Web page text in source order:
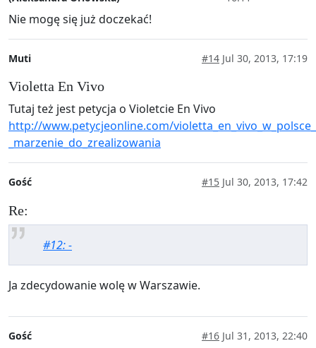
Nie mogę się już doczekać!
Muti #14 Jul 30, 2013, 17:19
Violetta En Vivo
Tutaj też jest petycja o Violetcie En Vivo
http://www.petycjeonline.com/
_marzenie_do_zrealizowania
Gość #15 Jul 30, 2013, 17:42
Re:
#12: -
Ja zdecydowanie wolę w Warszawie.
Gość #16 Jul 31, 2013, 22:40